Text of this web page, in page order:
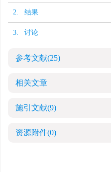
2. 结果
3. 讨论
参考文献(25)
相关文章
施引文献(9)
资源附件(0)